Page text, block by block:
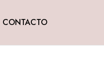
CONTACTO